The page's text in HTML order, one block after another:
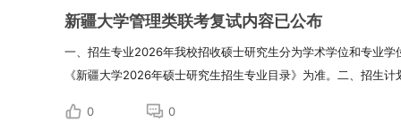
新疆大学管理类联考复试内容已公布
一、招生专业2026年我校招收硕士研究生分为学术学位和专业
《新疆大学2026年硕士研究生招生专业目录》为准。二、招生
0 0